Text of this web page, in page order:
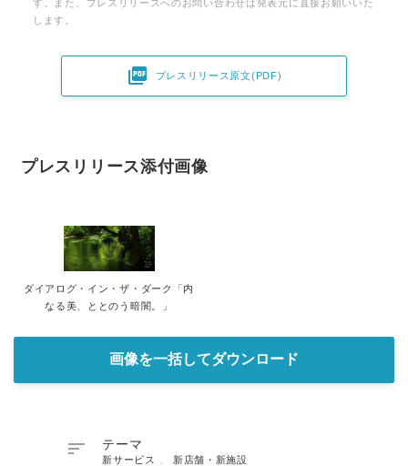
す。また、プレスリリースへのお問い合わせは発表元に直接お願いいた
します。
 プレスリリース原文(PDF)
プレスリリース添付画像
ダイアログ・イン・ザ・ダーク「内
なる美、ととのう暗闇。」
画像を一括してダウンロード
 テーマ
新サービス 新店舗・新施設